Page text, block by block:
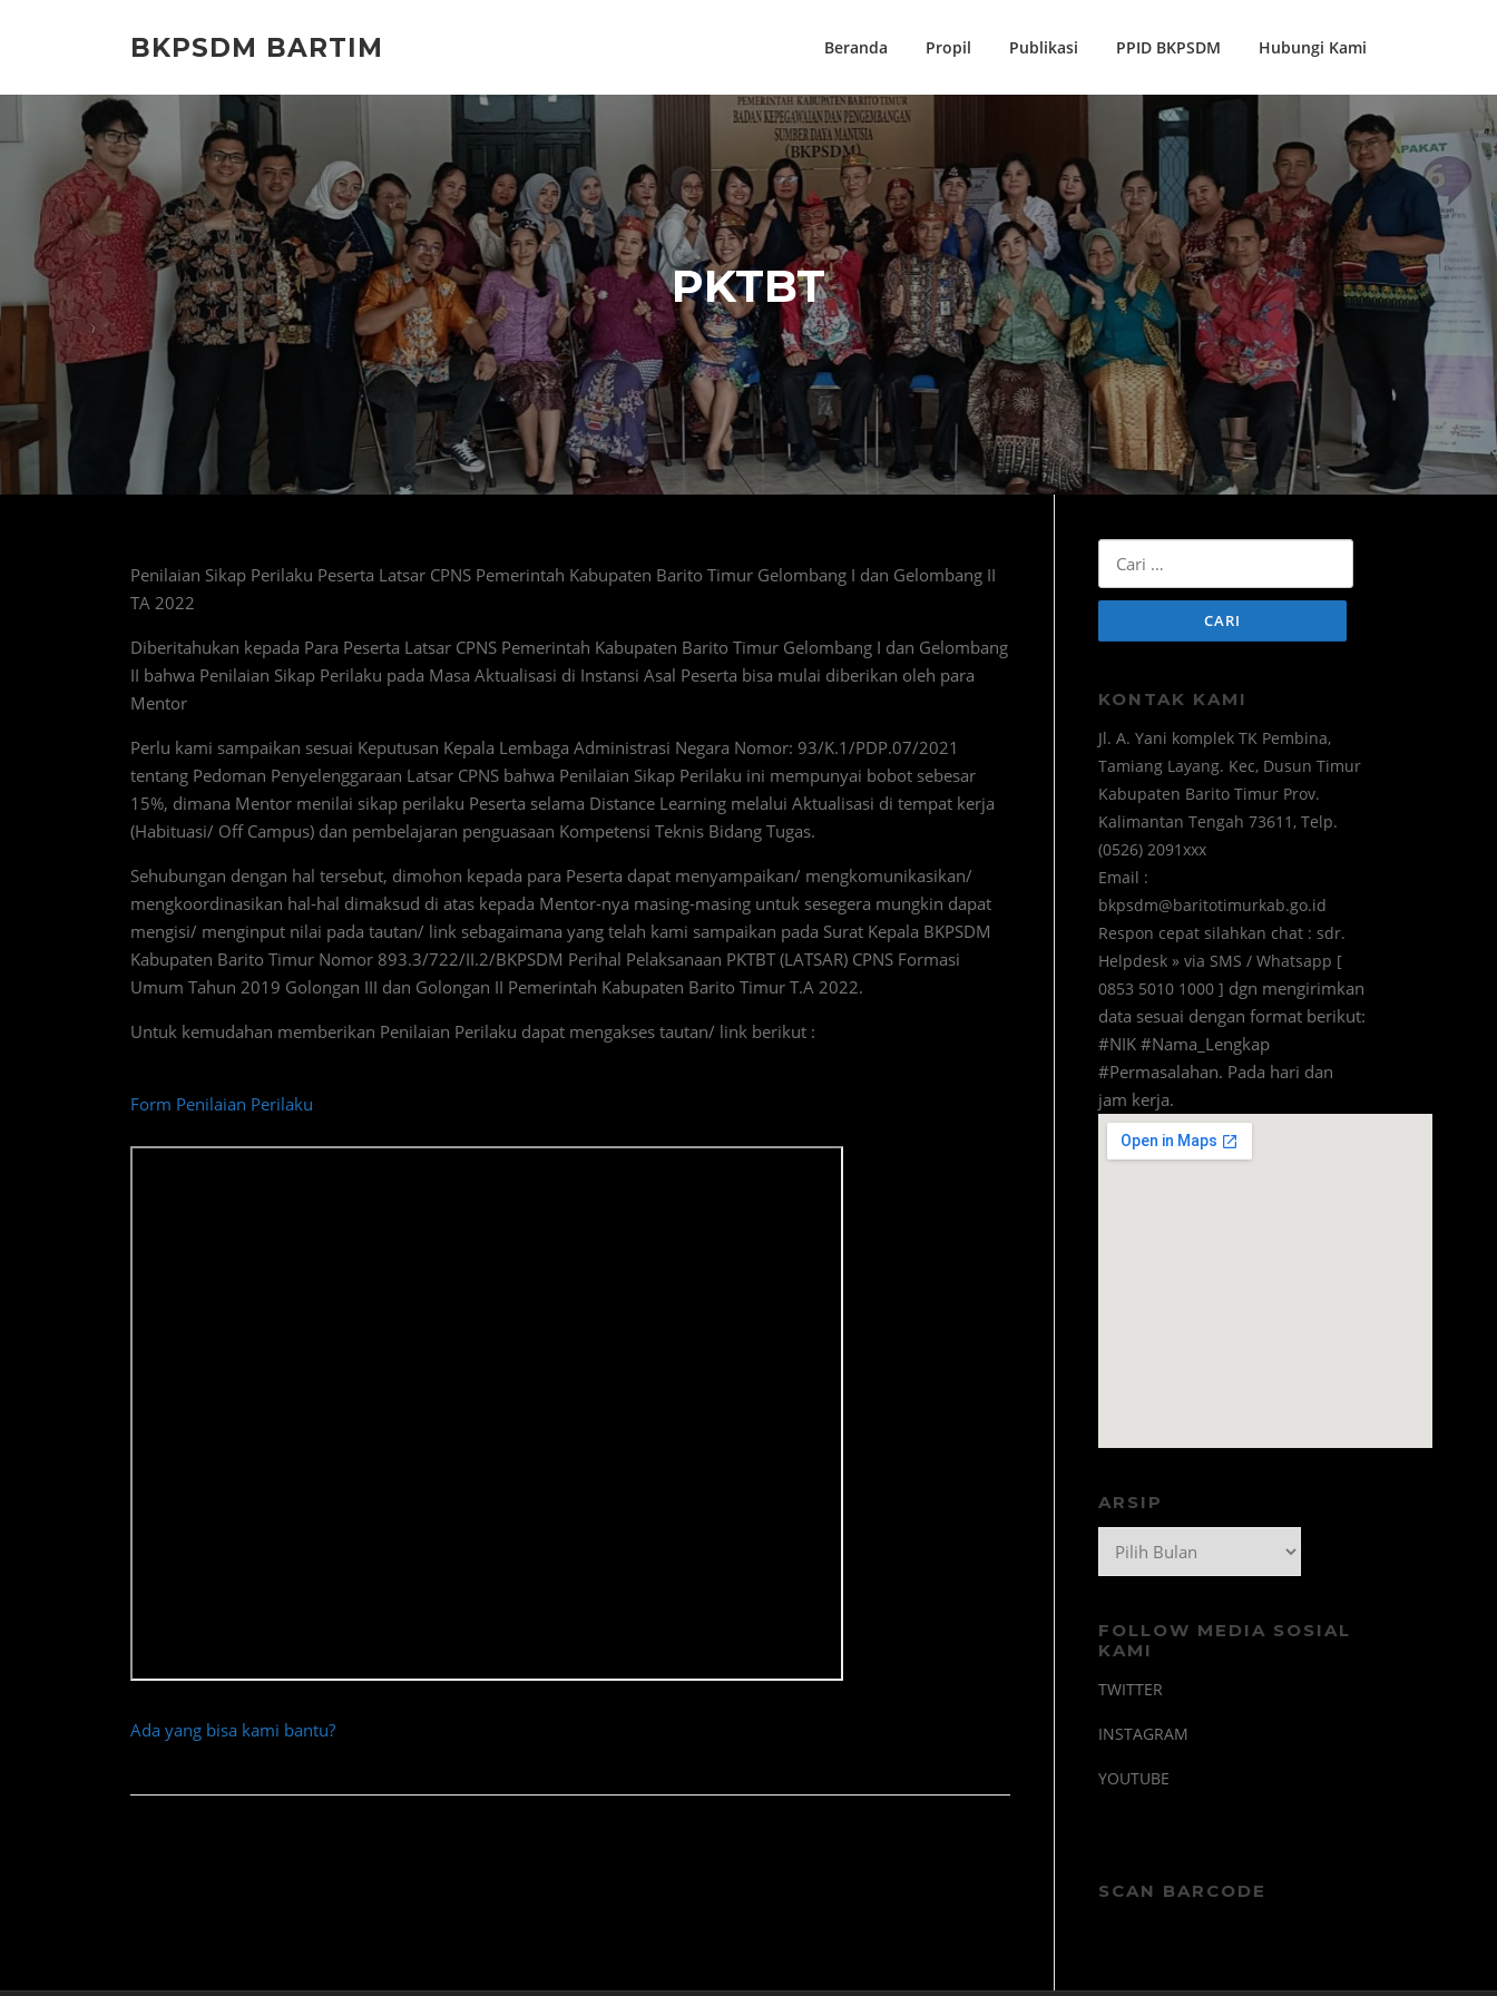
BKPSDM BARTIM Beranda Propil Publikasi PPID BKPSDM Hubungi Kami
PKTBT
Penilaian Sikap Perilaku Peserta Latsar CPNS Pemerintah Kabupaten Barito Timur Gelombang I dan Gelombang II
TA 2022
Diberitahukan kepada Para Peserta Latsar CPNS Pemerintah Kabupaten Barito Timur Gelombang I dan Gelombang
II bahwa Penilaian Sikap Perilaku pada Masa Aktualisasi di Instansi Asal Peserta bisa mulai diberikan oleh para
Mentor
Perlu kami sampaikan sesuai Keputusan Kepala Lembaga Administrasi Negara Nomor: 93/K.1/PDP.07/2021
tentang Pedoman Penyelenggaraan Latsar CPNS bahwa Penilaian Sikap Perilaku ini mempunyai bobot sebesar
15%, dimana Mentor menilai sikap perilaku Peserta selama Distance Learning melalui Aktualisasi di tempat kerja
(Habituasi/ Off Campus) dan pembelajaran penguasaan Kompetensi Teknis Bidang Tugas.
Sehubungan dengan hal tersebut, dimohon kepada para Peserta dapat menyampaikan/ mengkomunikasikan/
mengkoordinasikan hal-hal dimaksud di atas kepada Mentor-nya masing-masing untuk sesegera mungkin dapat
mengisi/ menginput nilai pada tautan/ link sebagaimana yang telah kami sampaikan pada Surat Kepala BKPSDM
Kabupaten Barito Timur Nomor 893.3/722/II.2/BKPSDM Perihal Pelaksanaan PKTBT (LATSAR) CPNS Formasi
Umum Tahun 2019 Golongan III dan Golongan II Pemerintah Kabupaten Barito Timur T.A 2022.
Untuk kemudahan memberikan Penilaian Perilaku dapat mengakses tautan/ link berikut :
Form Penilaian Perilaku
Ada yang bisa kami bantu?
KONTAK KAMI
Jl. A. Yani komplek TK Pembina,
Tamiang Layang. Kec, Dusun Timur
Kabupaten Barito Timur Prov.
Kalimantan Tengah 73611, Telp.
(0526) 2091xxx
Email :
bkpsdm@baritotimurkab.go.id
Respon cepat silahkan chat : sdr.
Helpdesk » via SMS / Whatsapp [
0853 5010 1000 ] dgn mengirimkan
data sesuai dengan format berikut:
#NIK #Nama_Lengkap
#Permasalahan. Pada hari dan
jam kerja.
ARSIP
Arsip
FOLLOW MEDIA SOSIAL
KAMI
TWITTER
INSTAGRAM
YOUTUBE
SCAN BARCODE